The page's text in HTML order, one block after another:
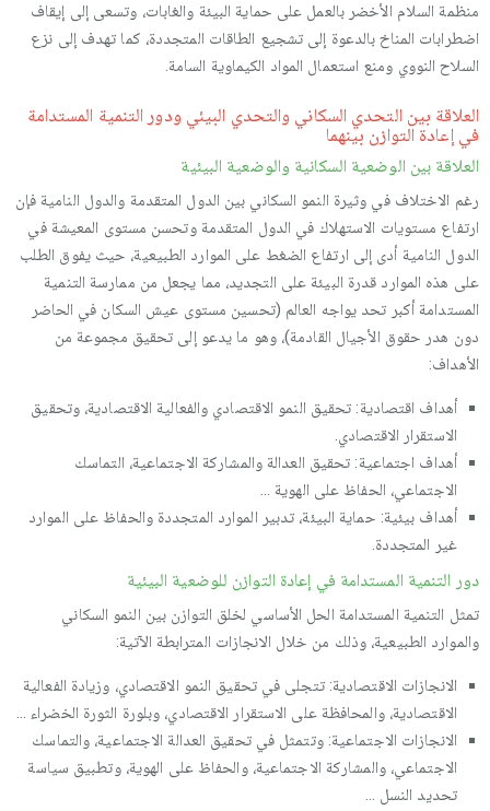
منظمة السلام الأخضر بالعمل على حماية البيئة والغابات، وتسعى إلى إيقاف
اضطرابات المناخ بالدعوة إلى تشجيع الطاقات المتجددة، كما تهدف إلى نزع
السلاح النووي ومنع استعمال المواد الكيماوية السامة.
العلاقة بين التحدي السكاني والتحدي البيئي ودور التنمية المستدامة
في إعادة التوازن بينهما
العلاقة بين الوضعية السكانية والوضعية البيئية
رغم الاختلاف في وثيرة النمو السكاني بين الدول المتقدمة والدول النامية فإن
ارتفاع مستويات الاستهلاك في الدول المتقدمة وتحسن مستوى المعيشة في
الدول النامية أدى إلى ارتفاع الضغط على الموارد الطبيعية، حيث يفوق الطلب
على هذه الموارد قدرة البيئة على التجديد، مما يجعل من ممارسة التنمية
المستدامة أكبر تحد يواجه العالم (تحسين مستوى عيش السكان في الحاضر
دون هدر حقوق الأجيال القادمة)، وهو ما يدعو إلى تحقيق مجموعة من
الأهداف:
أهداف اقتصادية: تحقيق النمو الاقتصادي والفعالية الاقتصادية، وتحقيق
الاستقرار الاقتصادي.
أهداف اجتماعية: تحقيق العدالة والمشاركة الاجتماعية، التماسك
الاجتماعي، الحفاظ على الهوية ...
أهداف بيئية: حماية البيئة، تدبير الموارد المتجددة والحفاظ على الموارد
غير المتجددة.
دور التنمية المستدامة في إعادة التوازن للوضعية البيئية
تمثل التنمية المستدامة الحل الأساسي لخلق التوازن بين النمو السكاني
والموارد الطبيعية، وذلك من خلال الانجازات المترابطة الآتية:
الانجازات الاقتصادية: تتجلى في تحقيق النمو الاقتصادي، وزيادة الفعالية
الاقتصادية، والمحافظة على الاستقرار الاقتصادي، وبلورة الثورة الخضراء ...
الانجازات الاجتماعية: وتتمثل في تحقيق العدالة الاجتماعية، والتماسك
الاجتماعي، والمشاركة الاجتماعية، والحفاظ على الهوية، وتطبيق سياسة
تحديد النسل ...